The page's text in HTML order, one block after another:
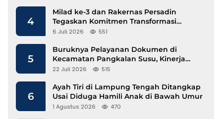
4
Milad ke-3 dan Rakernas Persadin
Tegaskan Komitmen Transformasi
Advokat Profesional di Era Digital
6 Juli 2026 551
5
Buruknya Pelayanan Dokumen di
Kecamatan Pangkalan Susu, Kinerja
Disdukcapil Langkat Disorot
22 Juli 2026 515
6
Ayah Tiri di Lampung Tengah Ditangkap
Usai Diduga Hamili Anak di Bawah Umur
1 Agustus 2026 470